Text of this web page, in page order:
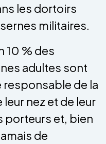
les dortoirs
militaires.
10 % des
adultes sont
de la
nez et de leur
porteurs et, bien
de